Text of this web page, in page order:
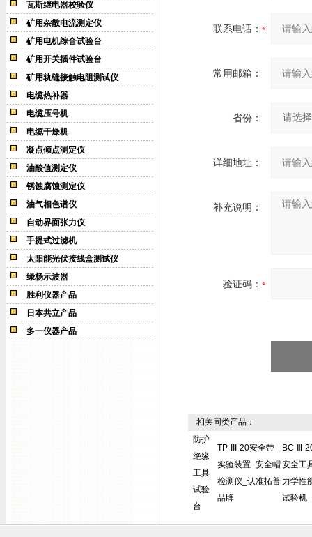
瓦斯继电器校验仪
矿用杂散电流测定仪
矿用电机综合试验台
矿用开关插件试验台
矿用轨缝接触电阻测试仪
电缆热补器
电缆压号机
电缆干燥机
凝点倾点测定仪
油酸值测定仪
锈蚀腐蚀测定仪
油气相色谱仪
自动界面张力仪
手提式过滤机
太阳能光伏接线盒测试仪
绿杨示波器
胜利仪器产品
日本共立产品
多一仪器产品
联系电话：
常用邮箱：
省份：
详细地址：
补充说明：
验证码：
相关同类产品：
防护
绝缘
工具
试验
台
TP-III-20安全带
实验装置_安全帽
检测仪_认准拓普
品牌
BC-Ⅲ-
安全工
力学性
试验机